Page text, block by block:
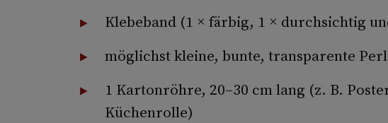
Klebeband (1 × färbig, 1 × durch­sichtig
möglichst kleine, bunte, transparente
1 Kartonröhre, 20–30 cm lang (z. B.
Küchenrolle)